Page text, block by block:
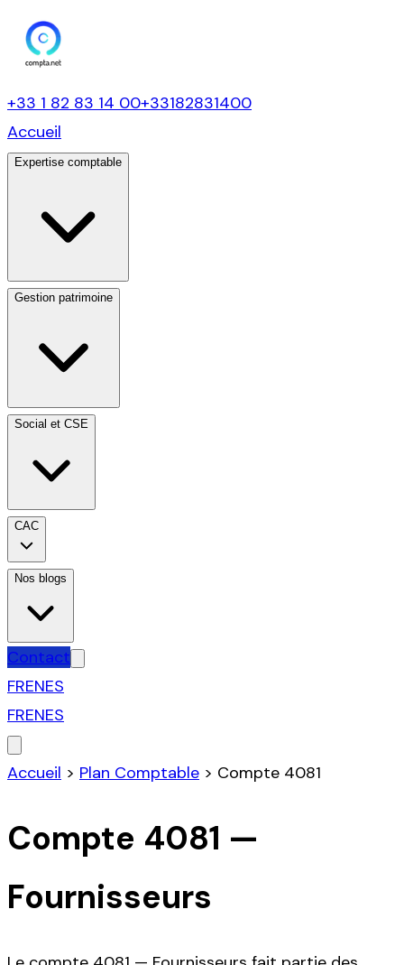
+33 1 82 83 14 00+33182831400
Accueil
Expertise comptable
Gestion patrimoine
Social et CSE
CAC
Nos blogs
Contact
FRENES
FRENES
Accueil > Plan Comptable > Compte 4081
Compte 4081 —
Fournisseurs